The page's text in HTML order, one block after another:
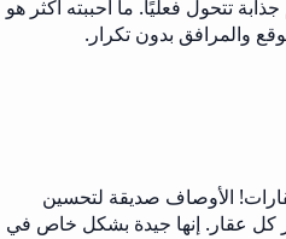
تتحول فعليًا. ما أحببته أكثر هو
والمرافق بدون تكرار.
الأوصاف صديقة لتحسين
كل عقار. إنها جيدة بشكل خاص في